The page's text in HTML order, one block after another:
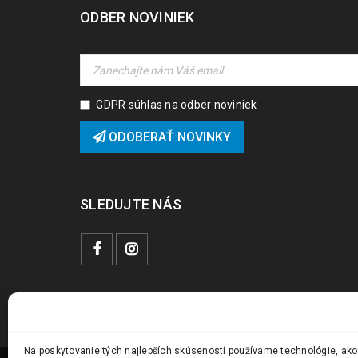
Na poskytovanie tých najlepších skúseností používame technológie,
ODBER NOVINIEK
GDPR súhlas na odber noviniek
ODOBERAŤ NOVINKY
SLEDUJTE NÁS